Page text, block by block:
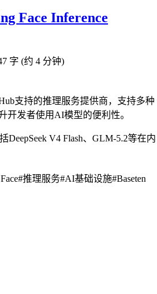
Face Inference
字 (约 4 分钟)
支持的推理服务提供商，支持多种
开发者使用AI模型的便利性。
DeepSeek V4 Flash、GLM-5.2等在内
#推理服务#AI基础设施#Baseten